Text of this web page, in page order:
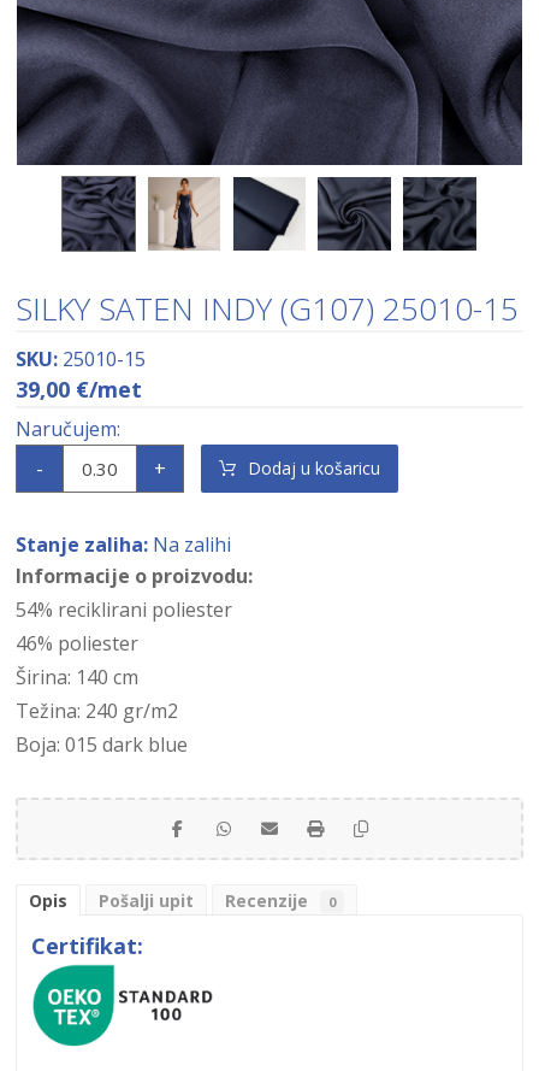
SILKY SATEN INDY (G107) 25010-15
SKU: 25010-15
39,00 €/met
- + Dodaj u košaricu
Stanje zaliha: Na zalihi
Informacije o proizvodu:
54% reciklirani poliester
46% poliester
Širina: 140 cm
Težina: 240 gr/m2
Boja: 015 dark blue
Opis Pošalji upit Recenzije 0
Certifikat: